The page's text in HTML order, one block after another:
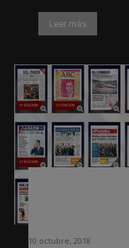
Leer más
10 octubre, 2018